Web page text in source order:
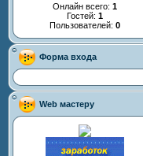
Онлайн всего: 1
Гостей: 1
Пользователей: 0
Форма входа
Web мастеру